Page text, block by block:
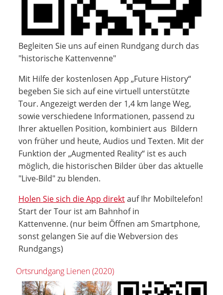
Begleiten Sie uns auf einen Rundgang durch das
"historische Kattenvenne"
Mit Hilfe der kostenlosen App „Future History“
begeben Sie sich auf eine virtuell unterstützte
Tour. Angezeigt werden der 1,4 km lange Weg,
sowie verschiedene Informationen, passend zu
Ihrer aktuellen Position, kombiniert aus Bildern
von früher und heute, Audios und Texten. Mit der
Funktion der „Augmented Reality“ ist es auch
möglich, die historischen Bilder über das aktuelle
"Live-Bild" zu blenden.
Holen Sie sich die App direktauf Ihr Mobiltelefon!
Start der Tour ist am Bahnhof in
Kattenvenne. (nur beim Öffnen am Smartphone,
sonst gelangen Sie auf die Webversion des
Rundgangs)
Ortsrundgang Lienen (2020)